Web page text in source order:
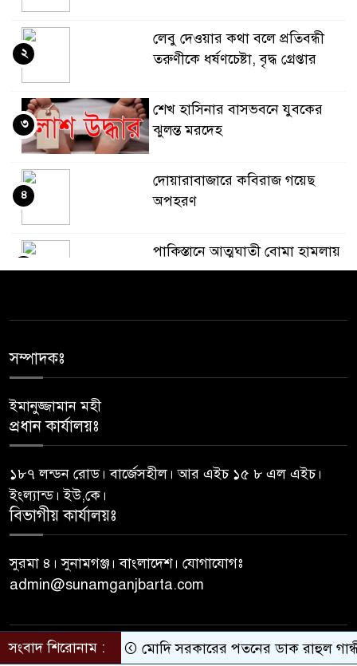
লেবু দেওয়ার কথা বলে প্রতিবন্ধী
তরুণীকে ধর্ষণচেষ্টা, বৃদ্ধ গ্রেপ্তার
২
শেখ হাসিনার বাসভবনে যুবকের
ঝুলন্ত মরদেহ
৩
দোয়ারাবাজারে কবিরাজ গয়েছ
অপহরণ
৪
পাকিস্তানে আত্মঘাতী বোমা হামলায়
১২ জন সেনা সদস্যসহ ১৫ জন
৭
সংবিধানের ৫০(৩) অনুচ্ছেদ অনুযায়ী
৮
মেয়াদ শেষ করতে পারেননি
৯
আহমদ
১০
সম্পাদকঃ
ইমানুজ্জামান মহী
প্রধান কার্যালয়ঃ
১৮৭ লন্ডন রোড। বার্জেসহীল। আর এইচ ১৫ ৮ এল এইচ।
ইংল্যান্ড। ইউ,কে।
বিভাগীয় কার্যালয়ঃ
সুরমা ৪। সুনামগঞ্জ। বাংলাদেশ। যোগাযোগঃ
admin@sunamganjbarta.com
© All rights reserved © sunamganjbarta
সংবাদ শিরোনাম : মোদি সরকারের পতনের ডাক রাহুল